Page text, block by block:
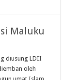
Maluku
diusung LDII
oleh